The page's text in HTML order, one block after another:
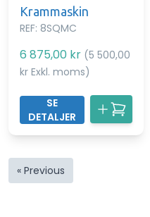
Krammaskin
REF: 8SQMC
6 875,00 kr (5 500,00
kr Exkl. moms)
SE
DETALJER
« Previous